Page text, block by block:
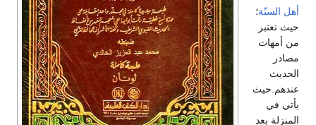
أهل السنّة؛
حيث تعتبر
من أمهات
مصادر
الحديث
عندهم.حيث
يأتي في
المنزلة بعد